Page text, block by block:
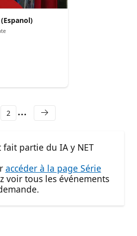
2
fait partie du IA y NET
accéder à la page Série
voir tous les événements